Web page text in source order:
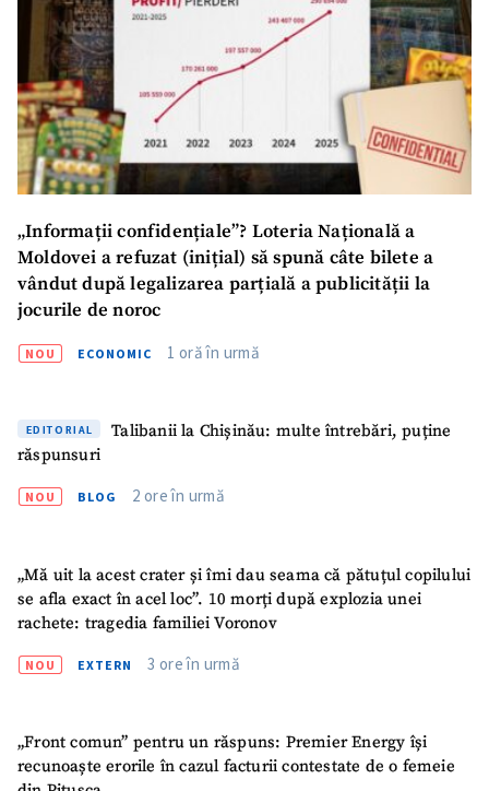
„Informații confidențiale”? Loteria Națională a
Moldovei a refuzat (inițial) să spună câte bilete a
vândut după legalizarea parțială a publicității la
jocurile de noroc
NOU ECONOMIC 1 oră în urmă
EDITORIAL
Talibanii la Chișinău: multe întrebări, puține
răspunsuri
NOU BLOG 2 ore în urmă
„Mă uit la acest crater și îmi dau seama că pătuțul copilului
se afla exact în acel loc”. 10 morți după explozia unei
rachete: tragedia familiei Voronov
NOU EXTERN 3 ore în urmă
„Front comun” pentru un răspuns: Premier Energy își
recunoaște erorile în cazul facturii contestate de o femeie
ȘTIREA MEA
Link media
+ Link media
CONTACT SURSĂ